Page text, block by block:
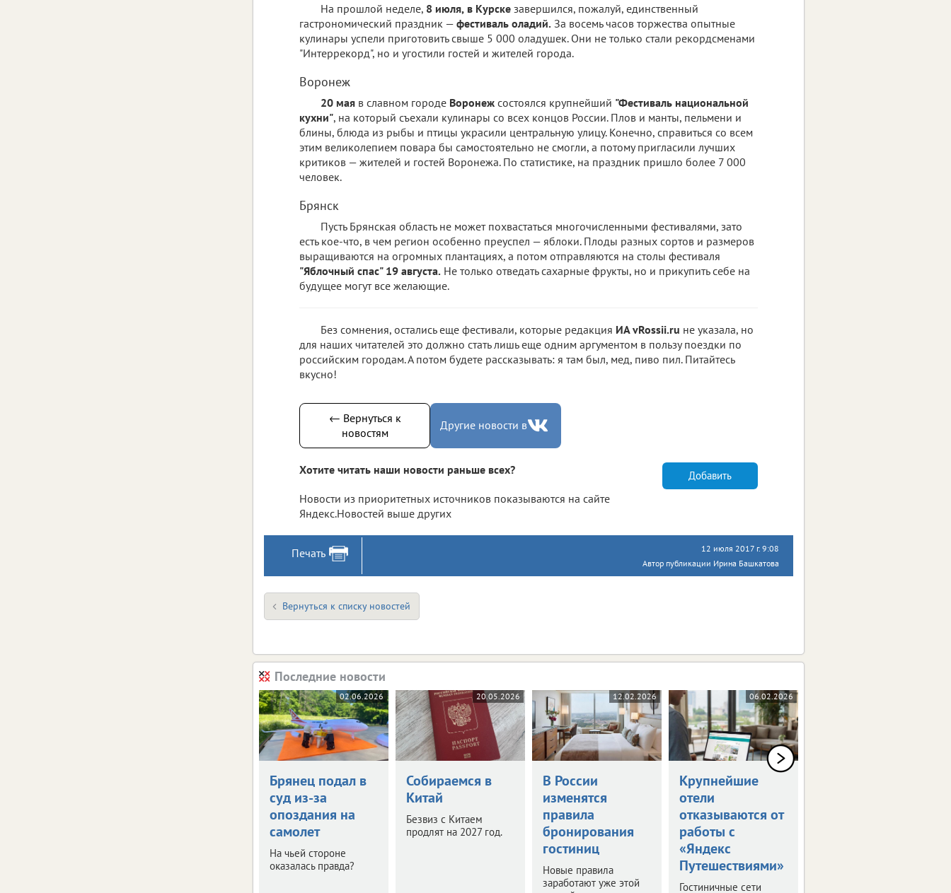
На прошлой неделе, 8 июля, в Курске завершился, пожалуй, единственный
гастрономический праздник — фестиваль оладий. За восемь часов торжества опытные
кулинары успели приготовить свыше 5 000 оладушек. Они не только стали рекордсменами
"Интеррекорд", но и угостили гостей и жителей города.
Воронеж
20 мая в славном городе Воронеж состоялся крупнейший "Фестиваль национальной
кухни", на который съехали кулинары со всех концов России. Плов и манты, пельмени и
блины, блюда из рыбы и птицы украсили центральную улицу. Конечно, справиться со всем
этим великолепием повара бы самостоятельно не смогли, а потому пригласили лучших
критиков — жителей и гостей Воронежа. По статистике, на праздник пришло более 7 000
человек.
Брянск
Пусть Брянская область не может похвастаться многочисленными фестивалями, зато
есть кое-что, в чем регион особенно преуспел — яблоки. Плоды разных сортов и размеров
выращиваются на огромных плантациях, а потом отправляются на столы фестиваля
"Яблочный спас" 19 августа. Не только отведать сахарные фрукты, но и прикупить себе на
будущее могут все желающие.
Без сомнения, остались еще фестивали, которые редакция ИА vRossii.ru не указала, но
для наших читателей это должно стать лишь еще одним аргументом в пользу поездки по
российским городам. А потом будете рассказывать: я там был, мед, пиво пил. Питайтесь
вкусно!
← Вернуться к
новостям
Другие новости в
Хотите читать наши новости раньше всех?
Новости из приоритетных источников показываются на сайте
Яндекс.Новостей выше других
Добавить
Печать
12 июля 2017 г. 9:08
Автор публикации Ирина Башкатова
Вернуться к списку новостей
Последние новости
02.06.2026
Брянец подал в
суд из-за
опоздания на
самолет
На чьей стороне
оказалась правда?
20.05.2026
Собираемся в
Китай
Безвиз с Китаем
продлят на 2027 год.
12.02.2026
В России
изменятся
правила
бронирования
гостиниц
Новые правила
заработают уже этой
06.02.2026
Крупнейшие
отели
отказываются от
работы с
«Яндекс
Путешествиями»
Гостиничные сети